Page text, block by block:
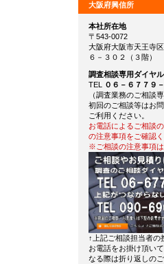
大阪府興信所
本社所在地
〒543-0072
大阪府大阪市天王寺
６－３０２（３階）
調査相談専用ダイヤル
TEL
０６－６７７９
（調査業務のご相談
初回のご相談等はお
ご利用ください。
お電話によるご相談
の注意事項をご確認く
※ご相談の注意事項
↑上記ご相談担当者の
お電話をお掛け頂い
なる際は折り返しの